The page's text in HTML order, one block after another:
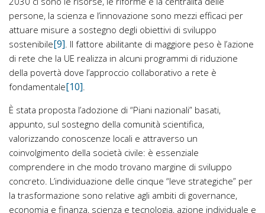
persone, la scienza e l’innovazione sono mezzi efficaci per
attuare misure a sostegno degli obiettivi di sviluppo
sostenibile[9]. Il fattore abilitante di maggiore peso è l’azione
di rete che la UE realizza in alcuni programmi di riduzione
della povertà dove l’approccio collaborativo a rete è
fondamentale[10].
È stata proposta l’adozione di “Piani nazionali” basati,
appunto, sul sostegno della comunità scientifica,
valorizzando conoscenze locali e attraverso un
coinvolgimento della società civile: è essenziale
comprendere in che modo trovano margine di sviluppo
concreto. L’individuazione delle cinque “leve strategiche” per
la trasformazione sono relative agli ambiti di governance,
economia e finanza, scienza e tecnologia, azione individuale e